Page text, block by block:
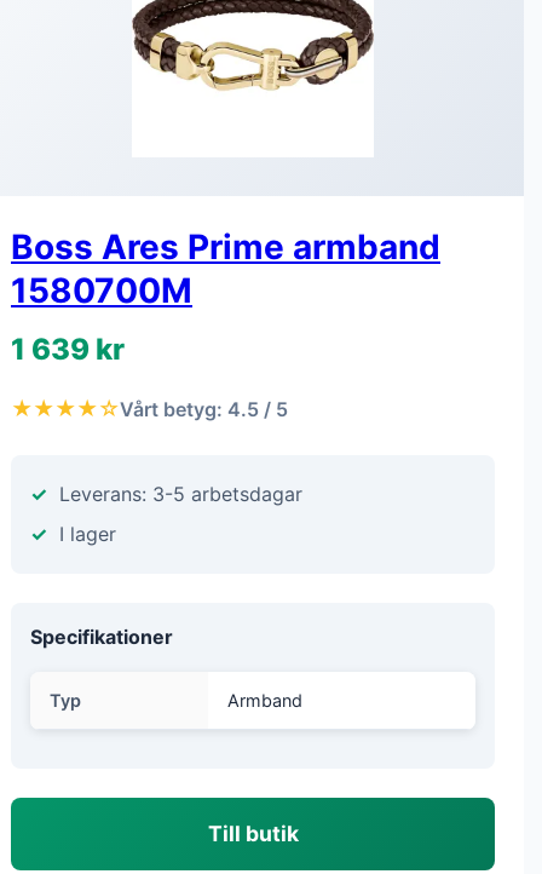
Boss Ares Prime armband
1580700M
1 639 kr
★★★★☆Vårt betyg: 4.5 / 5
Leverans: 3-5 arbetsdagar
I lager
Specifikationer
Typ Armband
Till butik